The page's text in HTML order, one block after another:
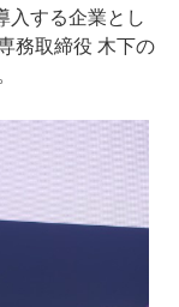
入する企業とし
務取締役 木下の